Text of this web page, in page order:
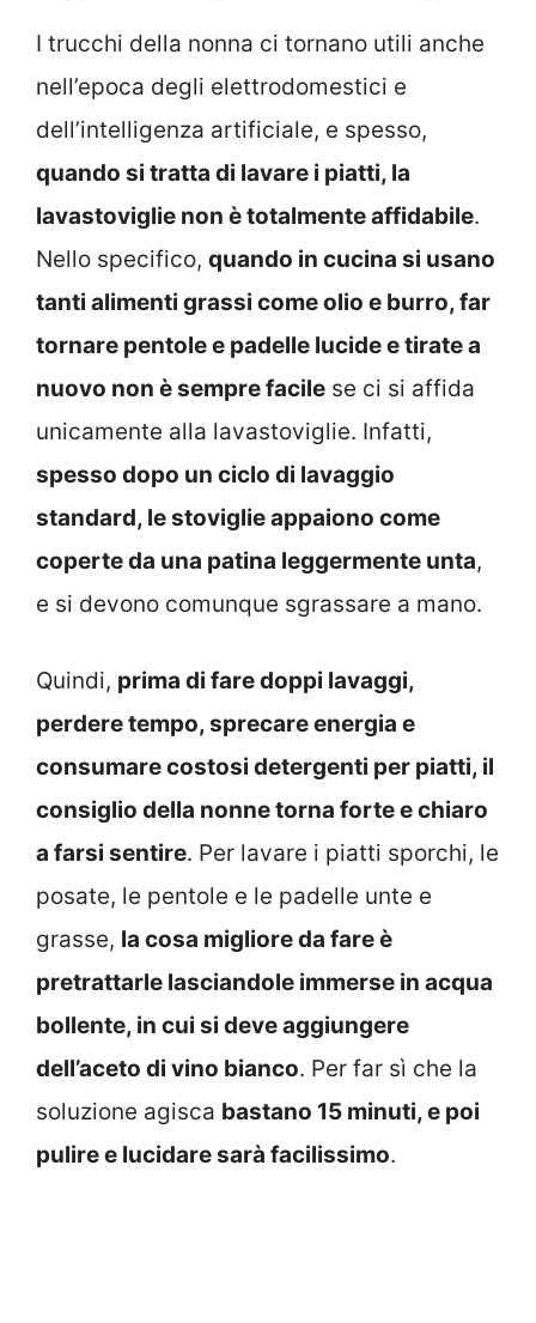
I trucchi della nonna ci tornano utili anche
nell’epoca degli elettrodomestici e
dell’intelligenza artificiale, e spesso,
quando si tratta di lavare i piatti, la
lavastoviglie non è totalmente affidabile.
Nello specifico, quando in cucina si usano
tanti alimenti grassi come olio e burro, far
tornare pentole e padelle lucide e tirate a
nuovo non è sempre facile se ci si affida
unicamente alla lavastoviglie. Infatti,
spesso dopo un ciclo di lavaggio
standard, le stoviglie appaiono come
coperte da una patina leggermente unta,
e si devono comunque sgrassare a mano.
Quindi, prima di fare doppi lavaggi,
perdere tempo, sprecare energia e
consumare costosi detergenti per piatti, il
consiglio della nonne torna forte e chiaro
a farsi sentire. Per lavare i piatti sporchi, le
posate, le pentole e le padelle unte e
grasse, la cosa migliore da fare è
pretrattarle lasciandole immerse in acqua
bollente, in cui si deve aggiungere
dell’aceto di vino bianco. Per far sì che la
soluzione agisca bastano 15 minuti, e poi
pulire e lucidare sarà facilissimo.